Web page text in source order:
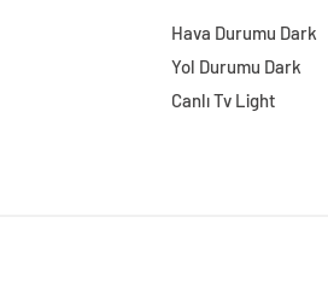
Hava Durumu Dark
Yol Durumu Dark
Canlı Tv Light